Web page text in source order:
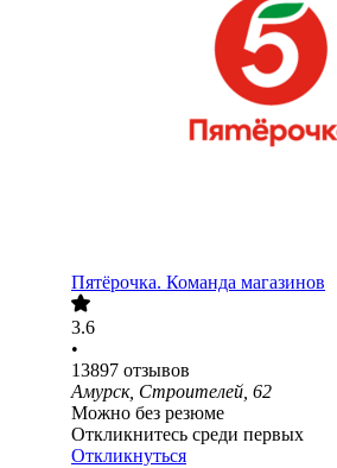
Пятёрочка. Команда магазинов
3.6
•
13897 отзывов
Амурск, Строителей, 62
Можно без резюме
Откликнитесь среди первых
Откликнуться